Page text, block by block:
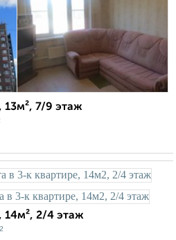
13м², 7/9 этаж
14м², 2/4 этаж